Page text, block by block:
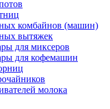
комбайнов (машин)
вытяжек
для миксеров
для кофемашин
молока